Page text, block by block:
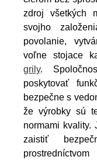
zdroj všetkých
svojho
povolanie,
voľne stojace
grily.
poskytovať
bezpečne s
že výrobky sú
normami
zaistiť